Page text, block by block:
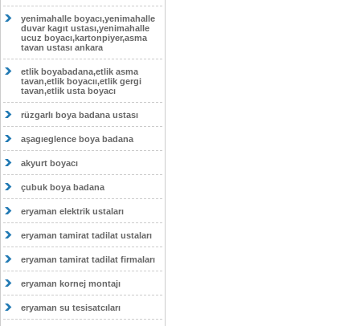
yenimahalle boyacı,yenimahalle
duvar kagıt ustası,yenimahalle
ucuz boyacı,kartonpiyer,asma
tavan ustası ankara
etlik boyabadana,etlik asma
tavan,etlik boyacıı,etlik gergi
tavan,etlik usta boyacı
rüzgarlı boya badana ustası
aşagıeglence boya badana
akyurt boyacı
çubuk boya badana
eryaman elektrik ustaları
eryaman tamirat tadilat ustaları
eryaman tamirat tadilat firmaları
eryaman kornej montajı
eryaman su tesisatcıları